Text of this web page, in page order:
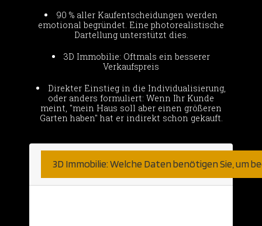
90 % aller Kaufentscheidungen werden
emotional begründet. Eine photorealistische
Dartellung unterstützt dies.
3D Immobilie: Oftmals ein besserer
Verkaufspreis
Direkter Einstieg in die Individualisierung,
oder anders formuliert: Wenn Ihr Kunde
meint, "mein Haus soll aber einen größeren
Garten haben" hat er indirekt schon gekauft.
3D Immobilie: Welche Daten benötigen Sie, um